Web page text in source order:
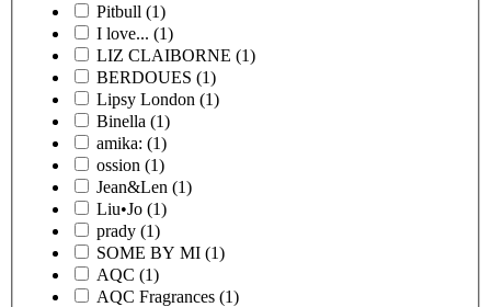
Pitbull (1)
I love... (1)
LIZ CLAIBORNE (1)
BERDOUES (1)
Lipsy London (1)
Binella (1)
amika: (1)
ossion (1)
Jean&Len (1)
Liu•Jo (1)
prady (1)
SOME BY MI (1)
AQC (1)
AQC Fragrances (1)